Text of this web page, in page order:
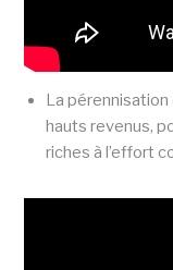
La
hauts revenus,
riches à l’effort